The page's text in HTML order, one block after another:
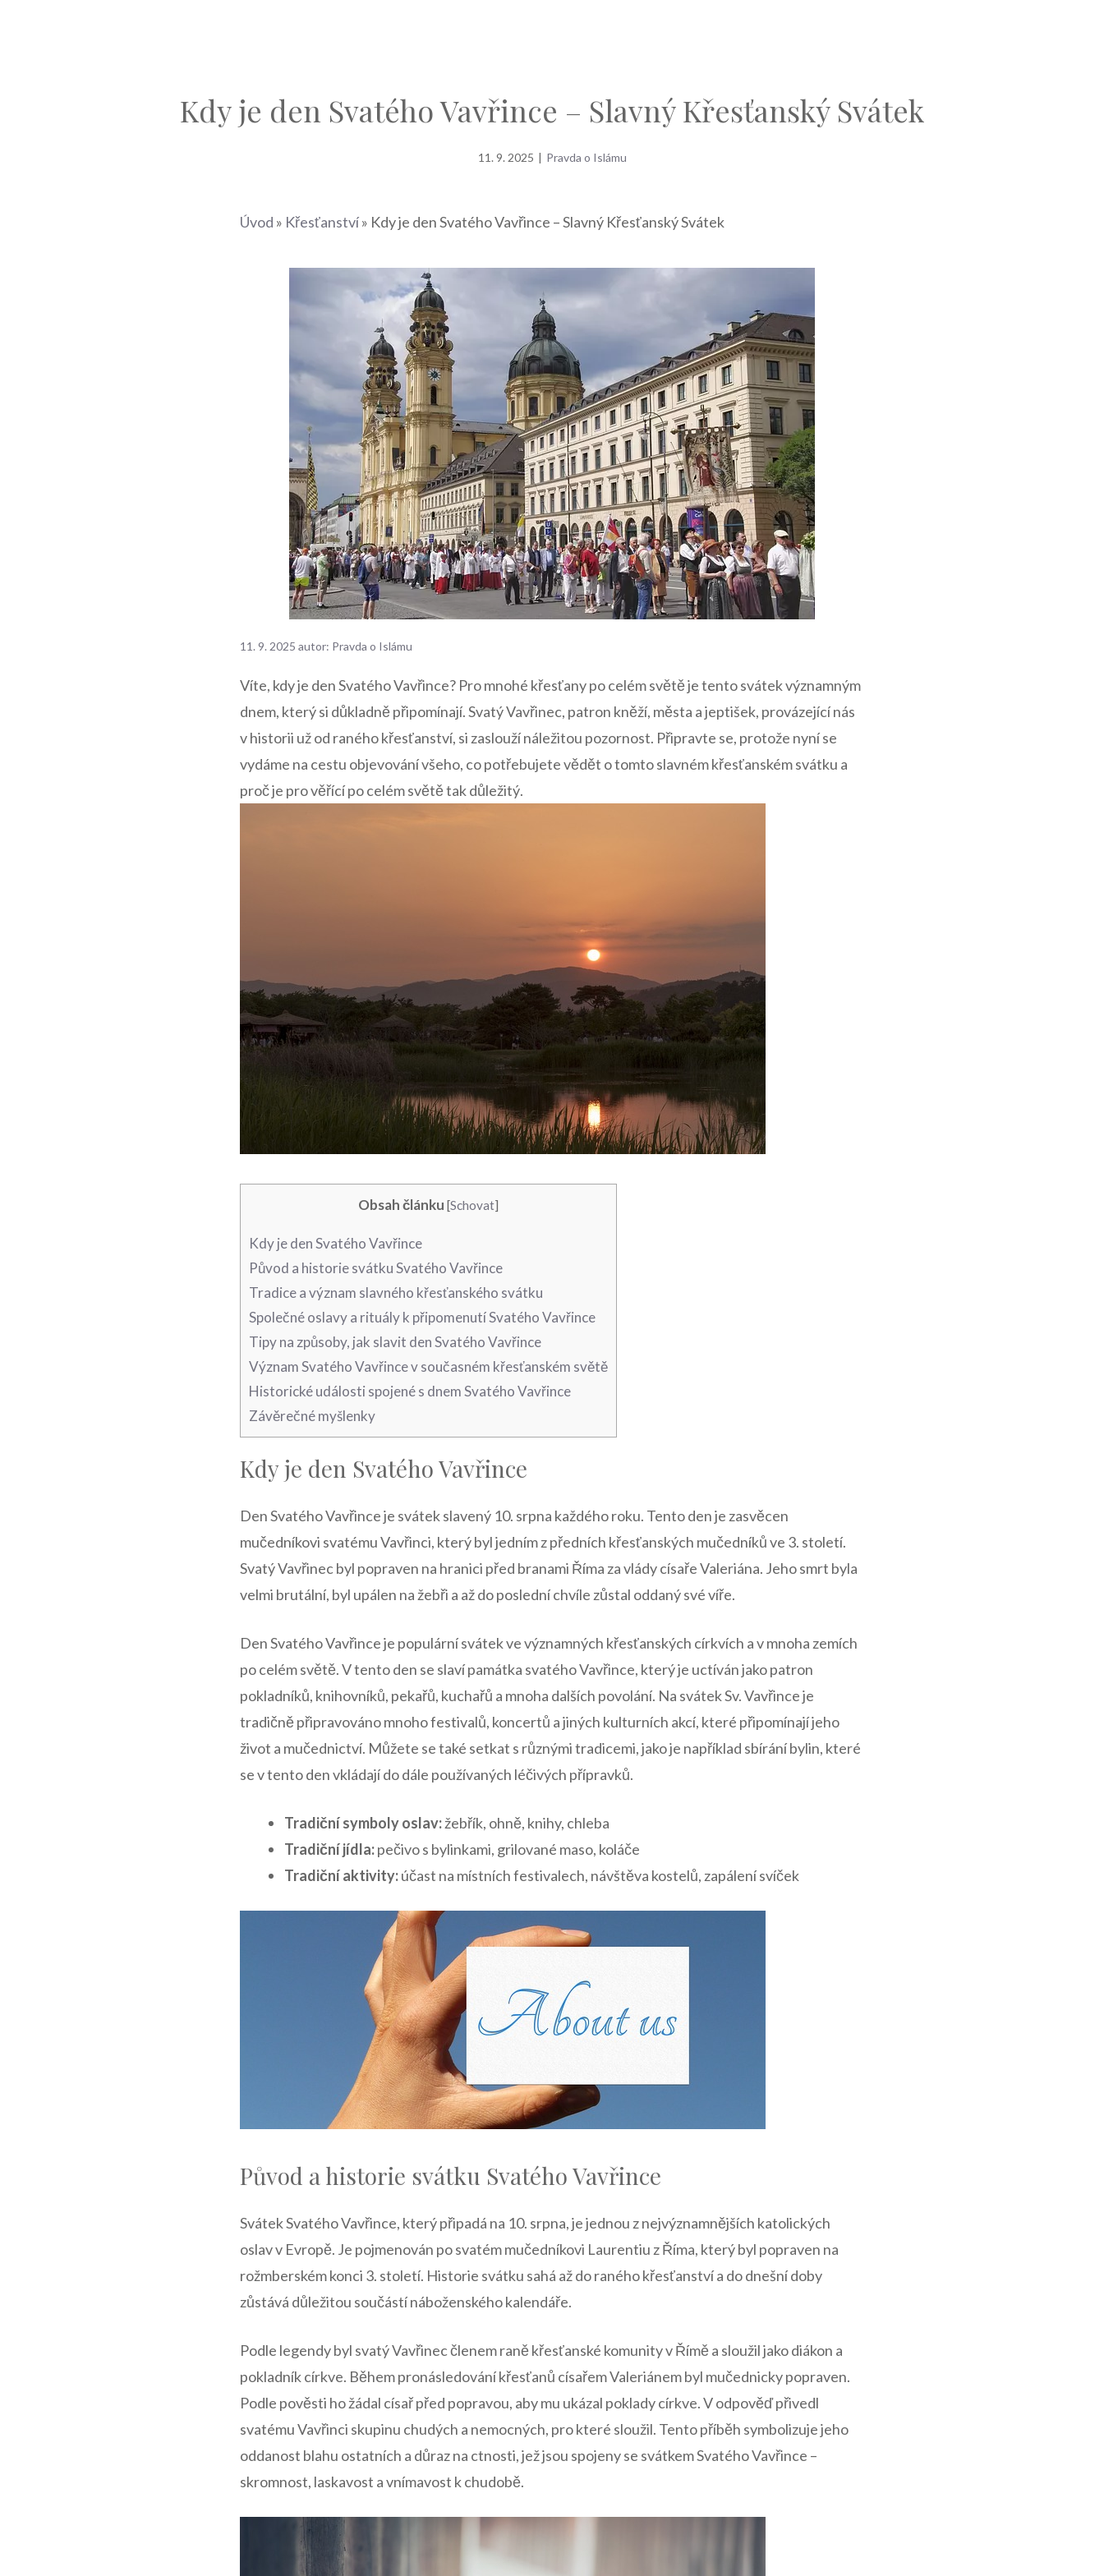
Kdy je den Svatého Vavřince – Slavný Křesťanský Svátek
11. 9. 2025 | Pravda o Islámu
Úvod » Křesťanství» Kdy je den Svatého Vavřince – Slavný Křesťanský Svátek
11. 9. 2025 autor: Pravda o Islámu
Víte, kdy je den Svatého Vavřince? Pro mnohé křesťany po⁣ celém světě je tento⁢ svátek významným
dnem,⁣ který si důkladně připomínají. ‌Svatý Vavřinec, patron kněží, města a jeptišek, provázející nás
v‌ historii už od raného křesťanství, si zaslouží náležitou ⁤pozornost. Připravte ⁤se, protože nyní se
vydáme ​na cestu objevování všeho, co potřebujete vědět o tomto ‍slavném ⁣křesťanském⁣ svátku a
proč ​je pro věřící po ‌celém světě⁢ tak důležitý.
Obsah článku [Schovat]
Kdy ⁢je den ‍Svatého​ Vavřince
Původ a historie svátku Svatého ‍Vavřince
Tradice a význam ⁢slavného ⁢křesťanského svátku
Společné oslavy a rituály k připomenutí Svatého Vavřince
Tipy na způsoby,​ jak slavit den Svatého Vavřince
Význam Svatého Vavřince v současném křesťanském světě
Historické události spojené s dnem Svatého Vavřince
Závěrečné myšlenky
Kdy ⁢je den ‍Svatého​ Vavřince
Den Svatého Vavřince je svátek slavený 10. srpna každého roku. Tento den je zasvěcen
mučedníkovi ⁤svatému Vavřinci, ‍který ‍byl jedním z ‌předních křesťanských mučedníků ve 3. století.
Svatý Vavřinec‌ byl⁣ popraven ‍na hranici před branami Říma za vlády císaře Valeriána. Jeho smrt byla
velmi brutální, byl upálen​ na žebři a až do poslední chvíle zůstal⁢ oddaný své víře.
Den Svatého Vavřince je populární svátek ve významných⁣ křesťanských​ církvích a v mnoha zemích
po celém ⁢světě. V ‌tento den ⁣se slaví památka svatého Vavřince, který je⁣ uctíván jako⁣ patron
pokladníků, knihovníků, pekařů, ⁤kuchařů a mnoha dalších povolání.​ Na svátek Sv. Vavřince je
tradičně připravováno mnoho festivalů, koncertů a​ jiných kulturních akcí, které připomínají jeho
život a mučednictví. Můžete se také setkat s různými tradicemi, jako je například ⁢sbírání​ bylin, které
se v tento den vkládají do dále používaných léčivých přípravků.
Tradiční symboly oslav:žebřík, ohně, knihy, ⁣chleba
Tradiční jídla:pečivo s bylinkami, grilované maso, koláče
Tradiční‍ aktivity:​účast na místních⁤ festivalech, návštěva kostelů, zapálení svíček
Původ a historie svátku Svatého ‍Vavřince
Svátek Svatého Vavřince, který⁤ připadá na‍ 10. srpna, je jednou z nejvýznamnějších katolických⁢
oslav‌ v ‌Evropě. Je pojmenován po svatém mučedníkovi Laurentiu z Říma, který byl⁣ popraven‍ na
rožmberském konci 3. století. Historie svátku sahá až do raného křesťanství a do dnešní doby
zůstává důležitou součástí náboženského kalendáře.
Podle legendy byl‌ svatý Vavřinec členem raně křesťanské komunity v Římě a sloužil jako diákon a
pokladník církve.⁤ Během pronásledování křesťanů císařem Valeriánem byl⁢ mučednicky popraven.​
Podle pověsti⁢ ho žádal císař před popravou, aby mu ukázal poklady církve. ⁣V odpověď přivedl
svatému Vavřinci skupinu chudých a nemocných, pro které sloužil. Tento příběh symbolizuje jeho
oddanost blahu ostatních a důraz na ctnosti, jež jsou spojeny ⁢se‌ svátkem Svatého Vavřince –
skromnost, laskavost a vnímavost k chudobě.